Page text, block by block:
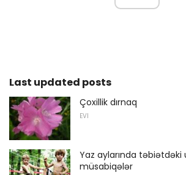
Last updated posts
Çoxillik dırnaq
EVI
Yaz aylarında təbiətdəki
müsabiqələr